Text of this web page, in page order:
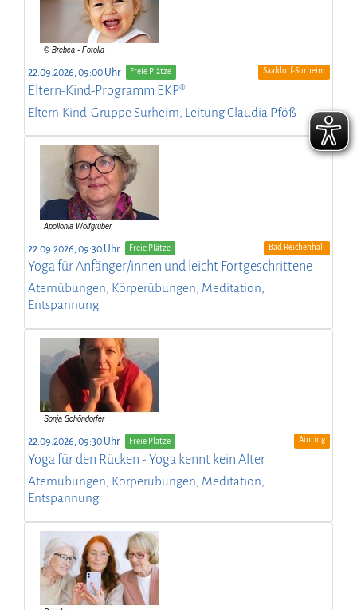
22.09.2026, 09:00 Uhr Freie Plätze Saaldorf-Surheim
Eltern-Kind-Programm EKP®
Eltern-Kind-Gruppe Surheim, Leitung Claudia Pföß
22.09.2026, 09:30 Uhr Freie Plätze Bad Reichenhall
Yoga für Anfänger/innen und leicht Fortgeschrittene
Atemübungen, Körperübungen, Meditation,
Entspannung
22.09.2026, 09:30 Uhr Freie Plätze Ainring
Yoga für den Rücken - Yoga kennt kein Alter
Atemübungen, Körperübungen, Meditation,
Entspannung